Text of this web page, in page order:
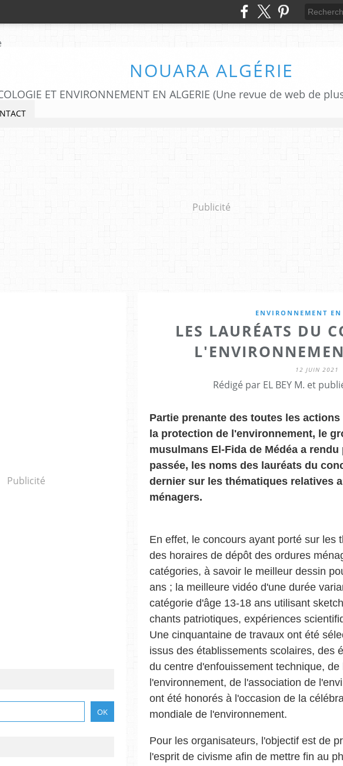
NOUARA ALGÉRIE
ET ENVIRONNEMENT EN ALGERIE (Une revue de web de
Publicité
ENVIRONNEMENT EN
LES LAURÉATS DU
12 JUIN 2021
Rédigé par EL BEY M. et
Partie prenante des toutes les
la protection de l'environnement, le
musulmans El-Fida de Médéa a
passée, les noms des lauréats du
dernier sur les thématiques relatives
ménagers.
En effet, le concours ayant porté sur les
des horaires de dépôt des ordures
catégories, à savoir le meilleur dessin
ans ; la meilleure vidéo d'une durée
catégorie d'âge 13-18 ans utilisant
chants patriotiques, expériences
Une cinquantaine de travaux ont été
issus des établissements scolaires, des
du centre d'enfouissement technique, de
l'environnement, de l'association de
ont été honorés à l'occasion de la
mondiale de l'environnement.
Pour les organisateurs, l'objectif est de
l'esprit de civisme afin de mettre fin au
Publicité